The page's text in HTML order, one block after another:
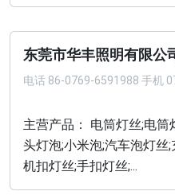
东莞市华丰照明有限公
电话 86-0769-6591988 手机
主营产品： 电筒灯丝;电筒
头灯泡;小米泡;汽车泡灯丝
机扣灯丝;手扣灯丝;...